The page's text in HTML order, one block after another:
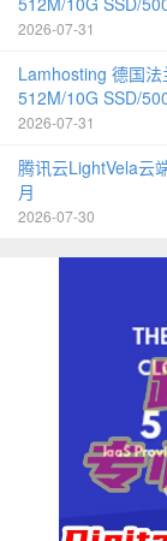
2026-07-31
Lamhosting 德国
512M/10G SSD/
2026-07-31
腾讯云LightVela云
月
2026-07-30